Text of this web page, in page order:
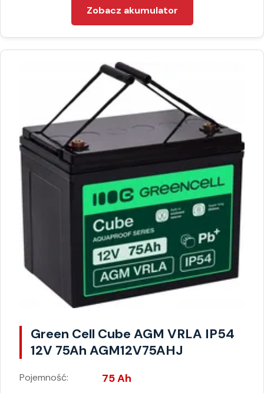
Zobacz akumulator
Green Cell Cube AGM VRLA IP54
12V 75Ah AGM12V75AHJ
Pojemność: 75 Ah